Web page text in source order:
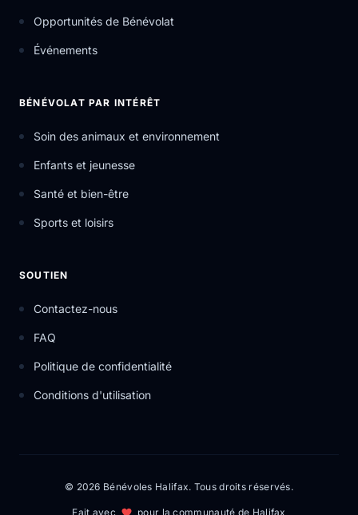
Opportunités de Bénévolat
Événements
BÉNÉVOLAT PAR INTÉRÊT
Soin des animaux et environnement
Enfants et jeunesse
Santé et bien-être
Sports et loisirs
SOUTIEN
Contactez-nous
FAQ
Politique de confidentialité
Conditions d'utilisation
© 2026 Bénévoles Halifax. Tous droits réservés.
Fait avec pour la communauté de Halifax